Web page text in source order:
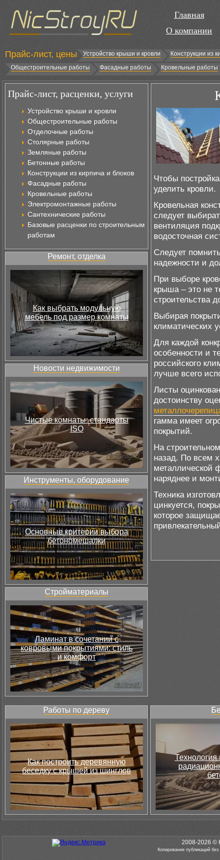
Главная
О компании
Прайс-лист, цены Устройство крыши и кровли
Конструкции из
Общестроительные работы
Фасадные работы Кровельные работы
Прайс-лист, расценки, услуги
Устройство крыши и кровли
Общестроительные работы
Отделочные работы
Столярные работы
Земляные работы
Бетонные работы
Конструкции из кирпича и блоков
Фасадные работы
Кровельные работы
Электромонтажные работы
Сантехнические работы
Базовые расценки по строительным
работам
Ремонт, отделка
Как выбрать модульную
мебель под размер комнаты
Новости недвижимости
Чистые комнаты: стандарты
ISO
Инструменты, оборудование
Основные критерии выбора
бетономешалки
Стройматериалы
Ламинат в сочетании с
ковровыми покрытиями: стиль
и комфорт
Чтобы
уделить кровли.
Кровельная
следует
вентиляция
водосточная
Следует
надежности и
При выборе
крыша – это не
строительства
Выбирая
климатических
Для каждой
особенности и
российского
лучше всего
Листы
достоинству
гамма имеет
покрытий.
На
назад. По всем
металлической
наряднее и
Техника
цинкуется,
которое
Работы по дереву
Как построить деревянную
беседку с крышей из шинглов
Технология
2008-2026 ©
Копирование публикаций